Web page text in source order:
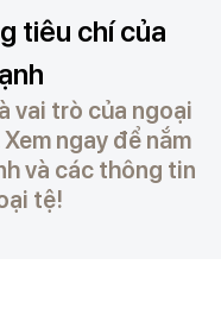
tiêu chí của
vai trò của ngoại
ngay để nắm
và các thông tin
tệ!